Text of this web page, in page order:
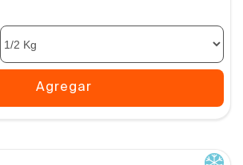
Agregar